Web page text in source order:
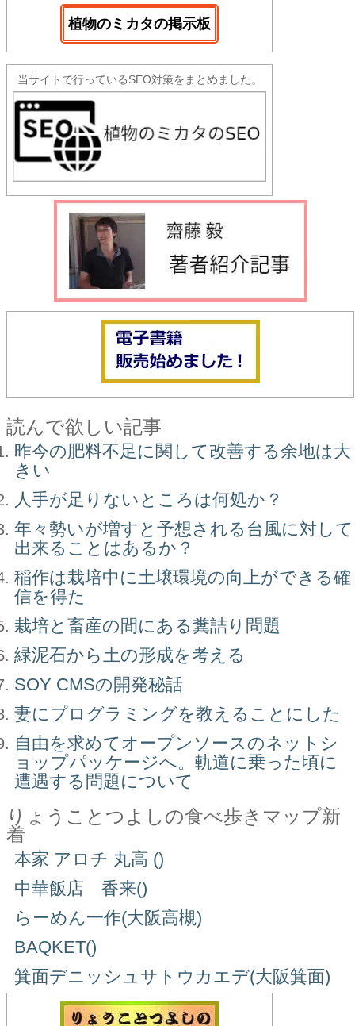
植物のミカタの掲示板
当サイトで行っているSEO対策をまとめました。
読んで欲しい記事
昨今の肥料不足に関して改善する余地は大
きい
人手が足りないところは何処か？
年々勢いが増すと予想される台風に対して
出来ることはあるか？
稲作は栽培中に土壌環境の向上ができる確
信を得た
栽培と畜産の間にある糞詰り問題
緑泥石から土の形成を考える
SOY CMSの開発秘話
妻にプログラミングを教えることにした
自由を求めてオープンソースのネットシ
ョップパッケージへ。軌道に乗った頃に
遭遇する問題について
りょうことつよしの食べ歩きマップ新
着
本家 アロチ 丸高 ()
中華飯店 香来()
らーめん一作(大阪高槻)
BAQKET()
箕面デニッシュサトウカエデ(大阪箕面)